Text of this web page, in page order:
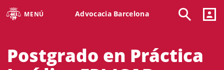
MENÚ Advocacia Barcelona
Postgrado en Práctica